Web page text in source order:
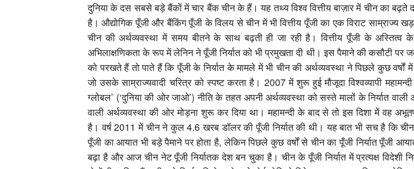
दुनिया के दस सबसे बड़े बैंकों में चार बैंक चीन के हैं। यह तथ्य विश्व वित्तीय बाज़ार में चीन का बढ़ते
है। औद्योगिक पूँजी और बैंकिंग पूँजी के विलय से चीन में भी वित्तीय पूँजी का एक विराट साम्राज्य
चीन की अर्थव्यवस्था में समय बीतने के साथ बढ़ती ही जा रही है। वित्तीय पूँजी के अस्तित्व के
अभिलाक्षणिकता के रूप में लेनिन ने पूँजी निर्यात को भी प्रमुखता दी थी। इस पैमाने की कसौटी पर
को परखते हैं तो पाते हैं कि पूँजी के निर्यात के मामले में भी चीन की अर्थव्यवस्था ने पिछले कुछ वर्षों
जो उसके साम्राज्यवादी चरित्र को स्पष्ट करता है। 2007 में शुरू हुई मौजूदा विश्वव्यापी
ग्लोबल’ (‘दुनिया की ओर जाओ’) नीति के तहत अपनी अर्थव्यवस्था को सस्ते मालों के निर्यात वाली
वाली अर्थव्यवस्था की ओर मोड़ना शुरू कर दिया था। महामन्दी के बाद से तो इस दिशा में वह
है। वर्ष 2011 में चीन ने कुल 4.6 खरब डॉलर की पूँजी निर्यात की थी। यह बात भी सच है कि चीन
पूँजी का आयात भी बड़े पैमाने पर होता है, लेकिन पिछले कुछ वर्षों से चीन का पूँजी निर्यात पूँजी
बढ़ा है और आज चीन नेट पूँजी निर्यातक देश बन चुका है। चीन के पूँजी निर्यात में प्रत्यक्ष विदेशी